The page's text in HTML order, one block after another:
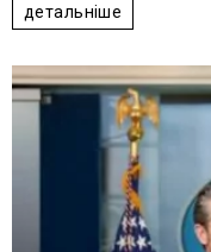
детальніше